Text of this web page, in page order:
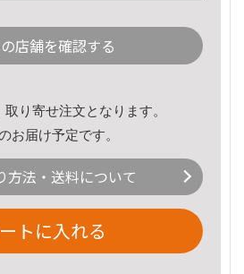
店舗を確認する
り寄せ注文となります。
お届け予定です。
方法・送料について
トに入れる